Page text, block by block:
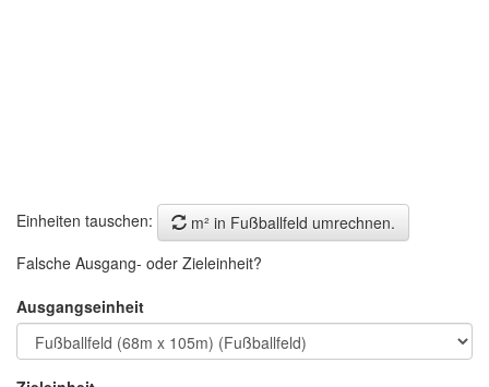
Einheiten tauschen:
m² in Fußballfeld umrechnen.
Falsche Ausgang- oder Zieleinheit?
Ausgangseinheit